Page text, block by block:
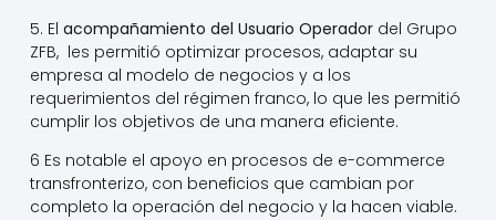
5. El acompañamiento del Usuario Operadordel Grupo
ZFB, les permitió optimizar procesos, adaptar su
empresa al modelo de negocios y a los
requerimientos del régimen franco, lo que les permitió
cumplir los objetivos de una manera eficiente.
6 Es notable el apoyo en procesos de e-commerce
transfronterizo, con beneficios que cambian por
completo la operación del negocio y la hacen viable.